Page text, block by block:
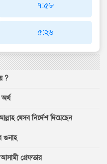
৭:৫৮
৫:২৬
?
যেসব নির্দেশ দিয়েছেন
গুনাহ
আসামী গ্রেফতার